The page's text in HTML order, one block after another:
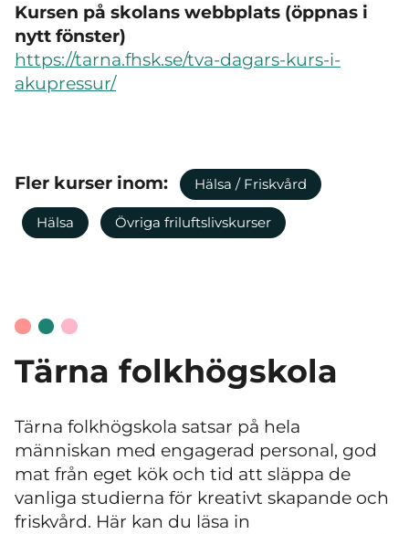
Kursen på skolans webbplats (öppnas i
nytt fönster)
https://tarna.fhsk.se/tva-dagars-kurs-i-
akupressur/
Fler kurser inom: Hälsa / Friskvård
Hälsa Övriga friluftslivskurser
Tärna folkhögskola
Tärna folkhögskola satsar på hela
människan med engagerad personal, god
mat från eget kök och tid att släppa de
vanliga studierna för kreativt skapande och
friskvård. Här kan du läsa in